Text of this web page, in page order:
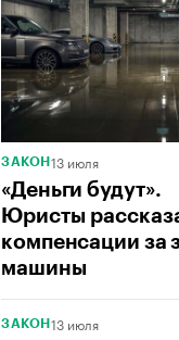
ЗАКОН 13 июля
«Деньги будут».
Юристы
компенсации за
машины
ЗАКОН 13 июля